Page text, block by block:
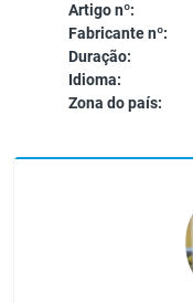
Artigo nº:
Fabricante nº:
Duração:
Idioma:
Zona do país: